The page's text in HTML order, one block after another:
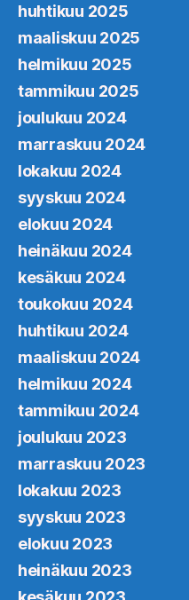
huhtikuu 2025
maaliskuu 2025
helmikuu 2025
tammikuu 2025
joulukuu 2024
marraskuu 2024
lokakuu 2024
syyskuu 2024
elokuu 2024
heinäkuu 2024
kesäkuu 2024
toukokuu 2024
huhtikuu 2024
maaliskuu 2024
helmikuu 2024
tammikuu 2024
joulukuu 2023
marraskuu 2023
lokakuu 2023
syyskuu 2023
elokuu 2023
heinäkuu 2023